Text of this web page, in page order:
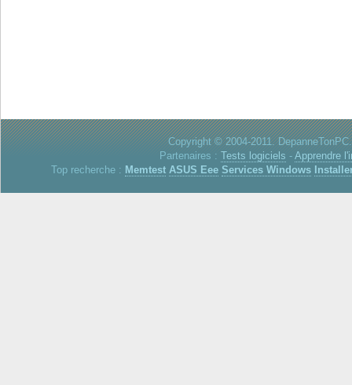
Copyright © 2004-2011.
Partenaires : Tests logiciels - Apprendre
Top recherche : Memtest ASUS Eee Services Windows